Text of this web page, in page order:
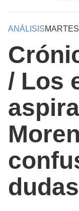
ANÁLISIS
/ Los
dudas